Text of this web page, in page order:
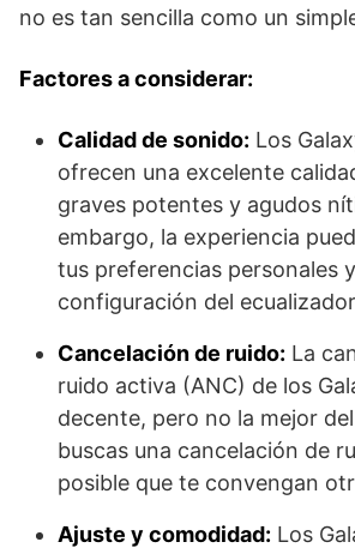
no es tan sencilla como un
Factores a considerar:
Calidad de sonido: Los
ofrecen una excelente
graves potentes y agudos
embargo, la experiencia
tus preferencias personales
configuración del
Cancelación de ruido: La
ruido activa (ANC) de los
decente, pero no la mejor
buscas una cancelación de
posible que te convengan
Ajuste y comodidad: Los